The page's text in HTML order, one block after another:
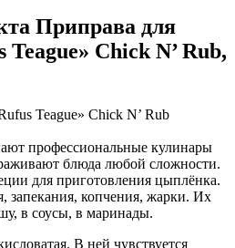
Приправа для
Chick N’ Rub,
Teague» Chick N’ Rub
профессиональные кулинары
блюда любой сложности.
для приготовления цыплёнка.
запекания, копчения, жарки. Их
в соусы, в маринады.
В ней чувствуется